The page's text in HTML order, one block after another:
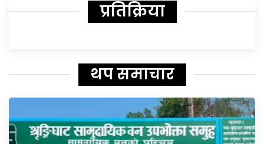
प्रतिक्रिया
थप समाचार